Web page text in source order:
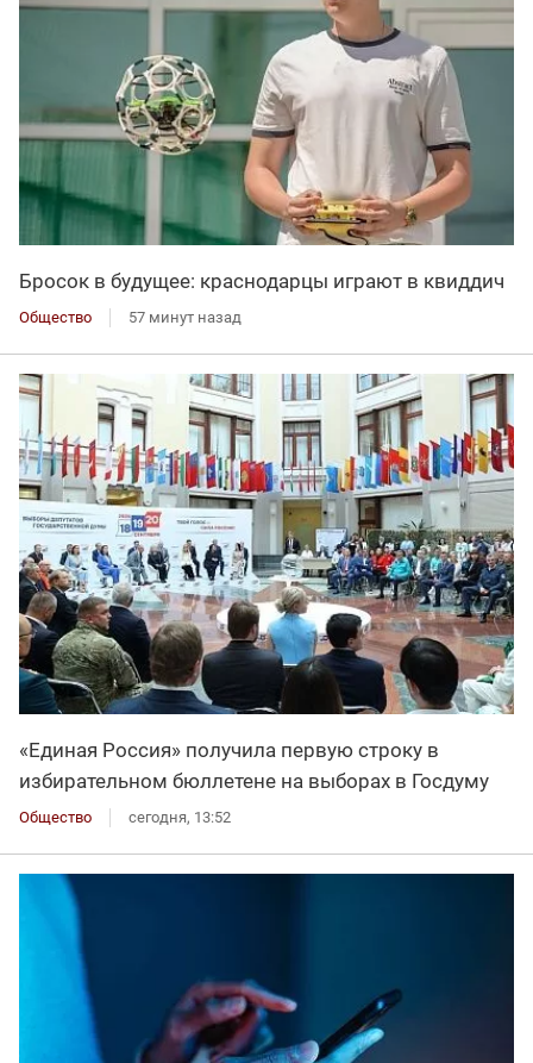
Бросок в будущее: краснодарцы играют в квиддич
Общество 57 минут назад
«Единая Россия» получила первую строку в
избирательном бюллетене на выборах в Госдуму
Общество сегодня, 13:52